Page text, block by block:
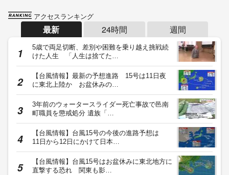
アクセスランキング
最新 24時間 週間
5歳で両足切断、差別や困難を乗り越え挑戦続
けた人生 「人生は捨てた…
【台風情報】最新の予想進路 15号は11日夜
に東北上陸か お盆休みの…
3年前のウォータースライダー死亡事故で邑南
町職員を懲戒処分 遺族「…
【台風情報】台風15号の今後の進路予想は
11日から12日にかけて日本…
【台風情報】台風15号はお盆休みに東北地方に
直撃する恐れ 関東も影…